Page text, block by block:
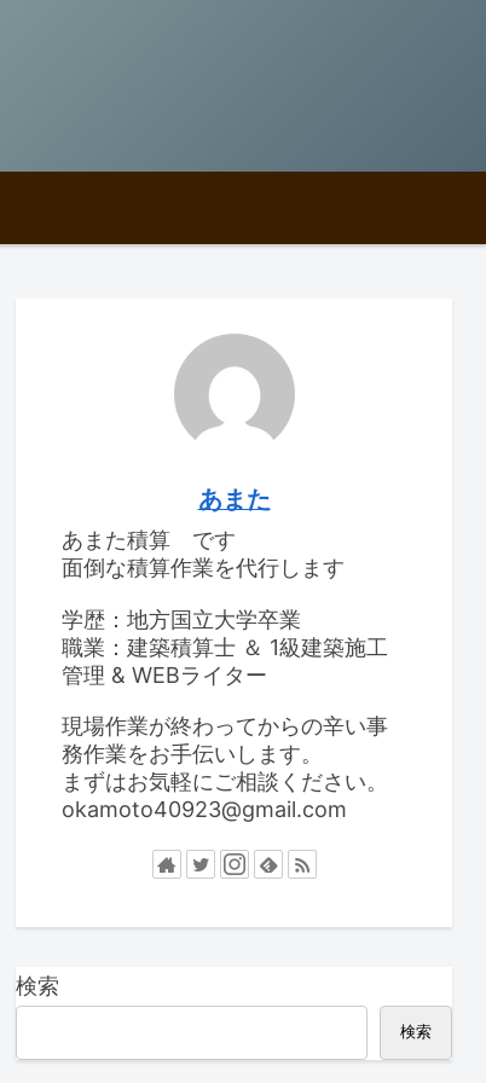
あまた
あまた積算 です
面倒な積算作業を代行します
学歴：地方国立大学卒業
職業：建築積算士 ＆ 1級建築施工
管理 & WEBライター
現場作業が終わってからの辛い事
務作業をお手伝いします。
まずはお気軽にご相談ください。
okamoto40923@gmail.com
検索
検索